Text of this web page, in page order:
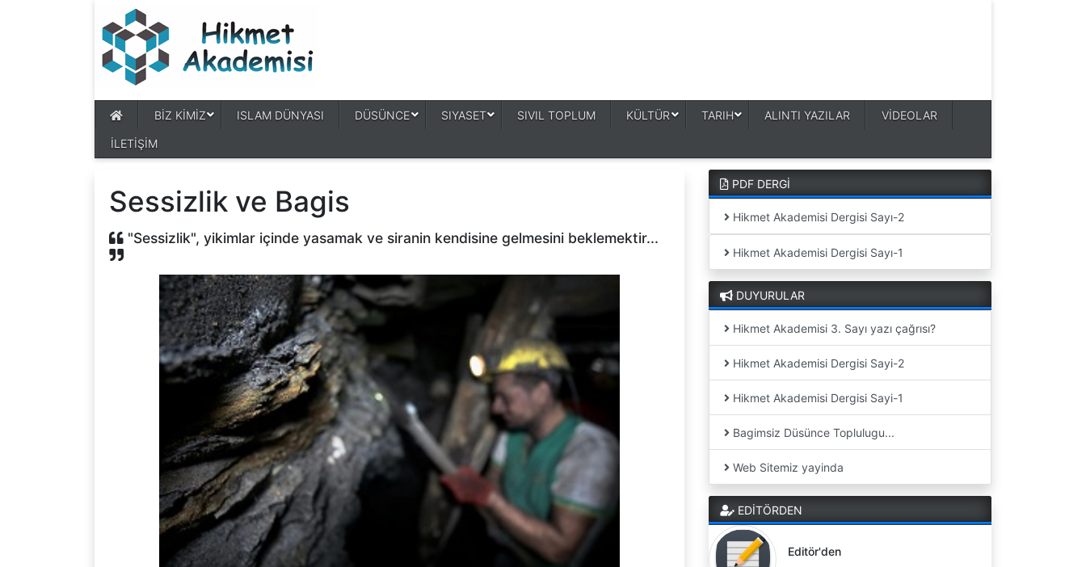
BİZ KİMİZ ISLAM DÜNYASI DÜSÜNCE SIYASET SIVIL TOPLUM KÜLTÜR TARIH ALINTI YAZILAR VİDEOLAR
İLETİŞİM
Sessizlik ve Bagis
"Sessizlik", yikimlar içinde yasamak ve siranin kendisine gelmesini beklemektir...
PDF DERGİ
Hikmet Akademisi Dergisi Sayı-2
Hikmet Akademisi Dergisi Sayı-1
DUYURULAR
Hikmet Akademisi 3. Sayı yazı çağrısı?
Hikmet Akademisi Dergisi Sayi-2
Hikmet Akademisi Dergisi Sayi-1
Bagimsiz Düsünce Toplulugu...
Web Sitemiz yayinda
EDİTÖRDEN
Editör'den